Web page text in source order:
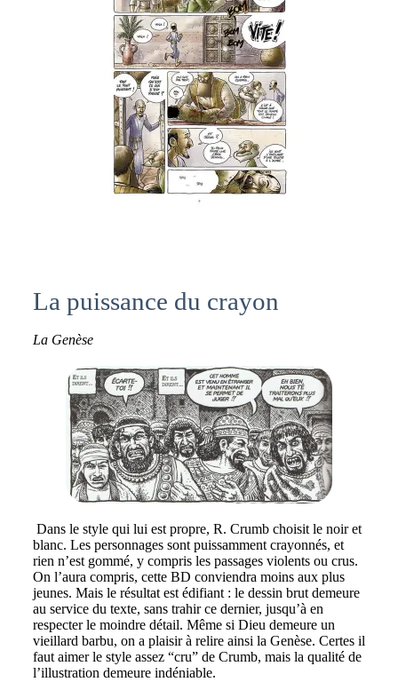
La puissance du crayon
La Genèse
Dans le style qui lui est propre, R. Crumb choisit le noir et
blanc. Les personnages sont puissamment crayonnés, et
rien n’est gommé, y compris les passages violents ou crus.
On l’aura compris, cette BD conviendra moins aux plus
jeunes. Mais le résultat est édifiant : le dessin brut demeure
au service du texte, sans trahir ce dernier, jusqu’à en
respecter le moindre détail. Même si Dieu demeure un
vieillard barbu, on a plaisir à relire ainsi la Genèse. Certes il
faut aimer le style assez “cru” de Crumb, mais la qualité de
l’illustration demeure indéniable.